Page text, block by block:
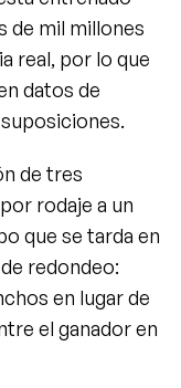
de mil millones
real, por lo que
datos de
de tres
rodaje a un
que se tarda en
redondeo:
en lugar de
el ganador en